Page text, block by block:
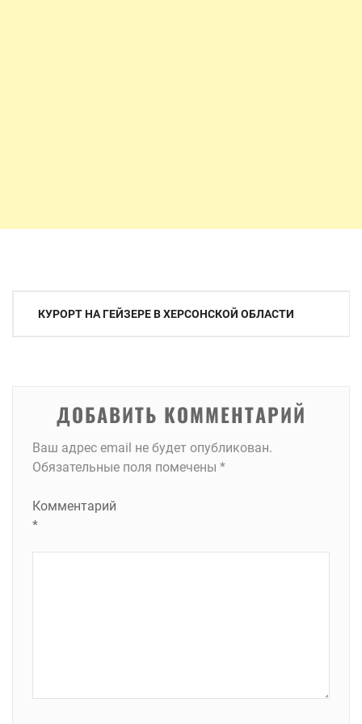
Навигация
КУРОРТ НА ГЕЙЗЕРЕ В ХЕРСОНСКОЙ ОБЛАСТИ
ДОБАВИТЬ КОММЕНТАРИЙ
Ваш адрес email не будет опубликован.
Обязательные поля помечены *
Комментарий
*